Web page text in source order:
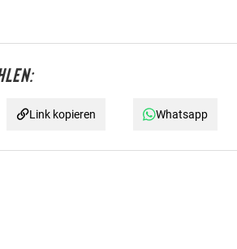
Link kopieren Whatsapp